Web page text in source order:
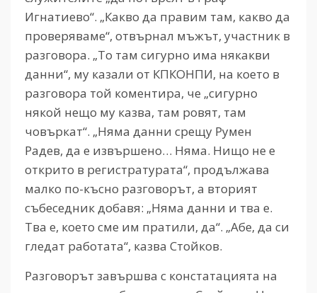
Игнатиево“. „Какво да правим там, какво да
проверяваме“, отвърнал мъжът, участник в
разговора. „То там сигурно има някакви
данни“, му казали от КПКОНПИ, на което в
разговора той коментира, че „сигурно
някой нещо му казва, там ровят, там
човъркат“. „Няма данни срещу Румен
Радев, да е извършено… Няма. Нищо не е
открито в регистратурата“, продължава
малко по-късно разговорът, а вторият
събеседник добавя: „Няма данни и тва е.
Тва е, което сме им пратили, да“. „Абе, да си
гледат работата“, казва Стойков.
Разговорът завършва с констатацията на